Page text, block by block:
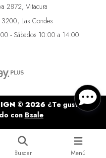
2872, Vitacura
3200, Las Condes
- Sábados 10:00 a 14:00
© 2026 ¿Te gusta mi
con Bsale
Buscar Menú